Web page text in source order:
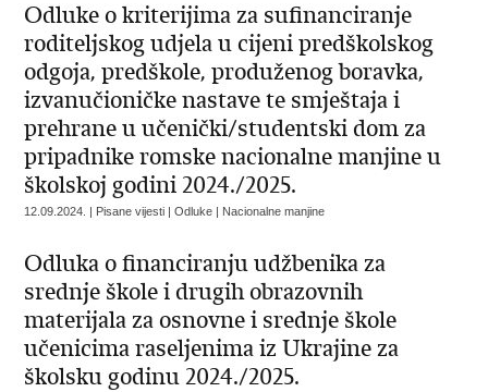
Odluke o kriterijima za sufinanciranje
roditeljskog udjela u cijeni predškolskog
odgoja, predškole, produženog boravka,
izvanučioničke nastave te smještaja i
prehrane u učenički/studentski dom za
pripadnike romske nacionalne manjine u
školskoj godini 2024./2025.
12.09.2024. | Pisane vijesti | Odluke | Nacionalne manjine
Odluka o financiranju udžbenika za
srednje škole i drugih obrazovnih
materijala za osnovne i srednje škole
učenicima raseljenima iz Ukrajine za
školsku godinu 2024./2025.